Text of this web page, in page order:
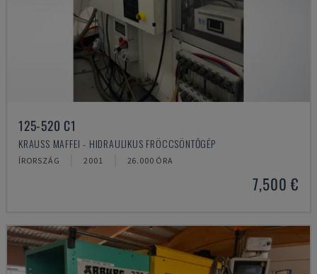
125-520 C1
KRAUSS MAFFEI - HIDRAULIKUS FRÖCCSÖNTŐGÉP
ÍRORSZÁG 2001 26.000 ÓRA
7,500 €